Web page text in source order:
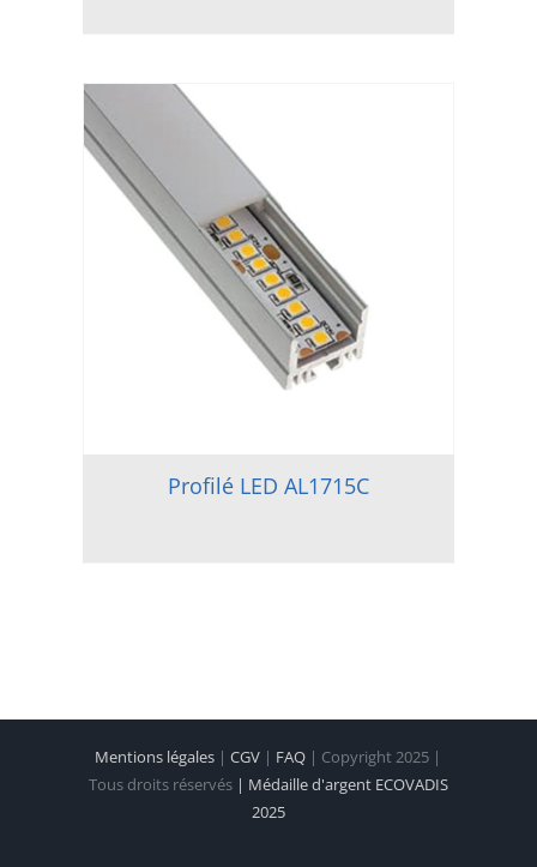
Profilé LED AL1715C
Mentions légales |CGV | FAQ | Copyright 2025 |
Tous droits réservés | Médaille d'argent ECOVADIS
2025